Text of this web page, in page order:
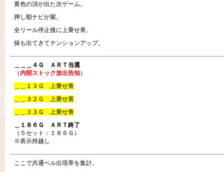
黄色の頂が出た次ゲーム。
押し順ナビが紫。
全リール停止後に上乗せ青。
操も出てきてテンションアップ。
＿＿＿４Ｇ ＡＲＴ当選
（ 内部ストック放出告知）
＿＿１３Ｇ 上乗せ青
＿＿３２Ｇ 上乗せ黄
＿＿３３Ｇ 上乗せ青
＿１８６Ｇ ＡＲＴ終了
（５セット：１８６Ｇ）
※表示持越し
ここで共通ベル出現率を集計。